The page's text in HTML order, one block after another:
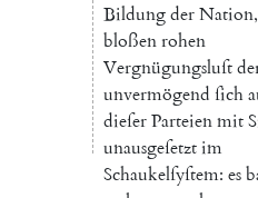
BildungderNation,
bloßenrohen
Vergnügungsluſt
unvermögend ſich
dieſerParteienmit
unausgeſetztim
Schaukelſyſtem: es